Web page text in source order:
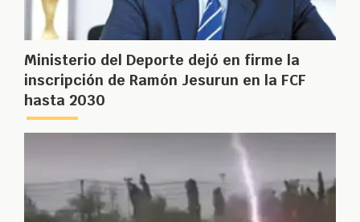
Ministerio del Deporte dejó en firme la
inscripción de Ramón Jesurun en la FCF
hasta 2030